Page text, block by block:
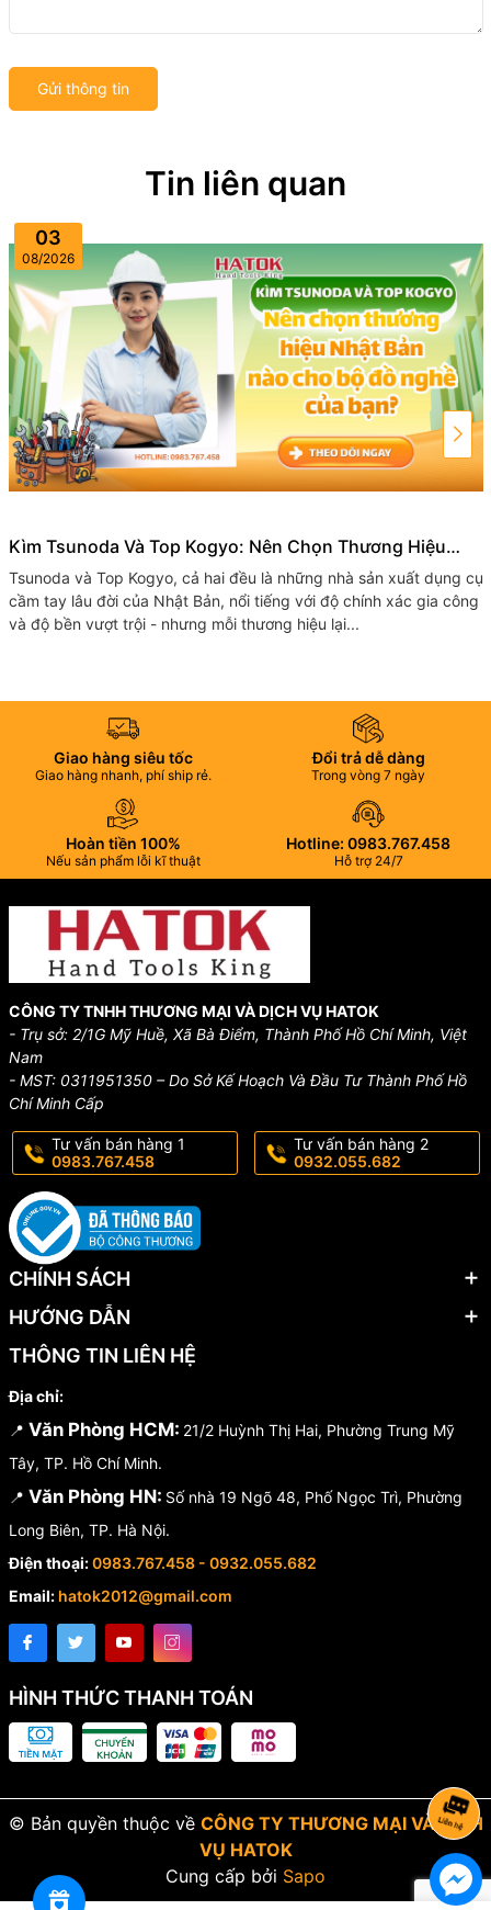
Gửi thông tin
Tin liên quan
03
08/2026
Kìm Tsunoda Và Top Kogyo: Nên Chọn Thương Hiệu
Nhật Bản Nào Cho Bộ Đồ Nghề Của Bạn?
Tsunoda và Top​ Kogyo, cả hai đều là những nhà sản xuất dụng cụ
cầm tay lâu đời của Nhật Bản, nổi tiếng với độ chính xác gia công
và độ bền vượt trội - nhưng mỗi thương hiệu lại...
Giao hàng siêu tốc
Giao hàng nhanh, phí ship rẻ.
Đổi trả dễ dàng
Trong vòng 7 ngày
Hoàn tiền 100%
Nếu sản phẩm lỗi kĩ thuật
Hotline: 0983.767.458
Hỗ trợ 24/7
CÔNG TY TNHH THƯƠNG MẠI VÀ DỊCH VỤ HATOK
- Trụ sở: 2/1G Mỹ Huề, Xã Bà Điểm, Thành Phố Hồ Chí Minh, Việt
Nam
- MST: 0311951350 – Do Sở Kế Hoạch Và Đầu Tư Thành Phố Hồ
Chí Minh Cấp
Tư vấn bán hàng 1
0983.767.458
Tư vấn bán hàng 2
0932.055.682
CHÍNH SÁCH
HƯỚNG DẪN
THÔNG TIN LIÊN HỆ
Địa chỉ:
📍 Văn Phòng HCM: 21/2 Huỳnh Thị Hai, Phường Trung Mỹ
Tây, TP. Hồ Chí Minh.
📍 Văn Phòng HN: Số nhà 19 Ngõ 48, Phố Ngọc Trì, Phường
Long Biên, TP. Hà Nội.
Điện thoại:0983.767.458 - 0932.055.682
Email: hatok2012@gmail.com
HÌNH THỨC THANH TOÁN
© Bản quyền thuộc về CÔNG TY THƯƠNG MẠI VÀ DỊCH
VỤ HATOK
Cung cấp bởi Sapo